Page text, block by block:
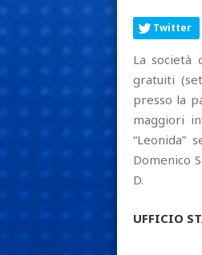
Twitter
La società
gratuiti
presso la
maggiori
“Leonida”
Domenico
D.
UFFICIO